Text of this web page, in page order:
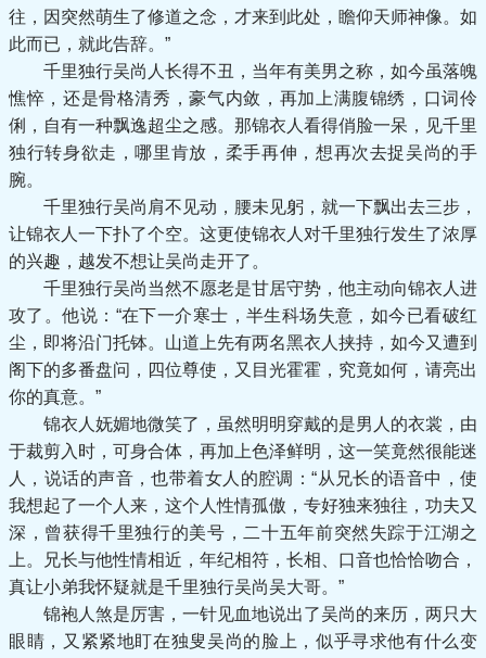
往，因突然萌生了修道之念，才来到此处，瞻仰天师神像。如
此而已，就此告辞。”
千里独行吴尚人长得不丑，当年有美男之称，如今虽落魄
憔悴，还是骨格清秀，豪气内敛，再加上满腹锦绣，口词伶
俐，自有一种飘逸超尘之感。那锦衣人看得俏脸一呆，见千里
独行转身欲走，哪里肯放，柔手再伸，想再次去捉吴尚的手
腕。
千里独行吴尚肩不见动，腰未见躬，就一下飘出去三步，
让锦衣人一下扑了个空。这更使锦衣人对千里独行发生了浓厚
的兴趣，越发不想让吴尚走开了。
千里独行吴尚当然不愿老是甘居守势，他主动向锦衣人进
攻了。他说：“在下一介寒士，半生科场失意，如今已看破红
尘，即将沿门托钵。山道上先有两名黑衣人挟持，如今又遭到
阁下的多番盘问，四位尊使，又目光霍霍，究竟如何，请亮出
你的真意。”
锦衣人妩媚地微笑了，虽然明明穿戴的是男人的衣裳，由
于裁剪入时，可身合体，再加上色泽鲜明，这一笑竟然很能迷
人，说话的声音，也带着女人的腔调：“从兄长的语音中，使
我想起了一个人来，这个人性情孤傲，专好独来独往，功夫又
深，曾获得千里独行的美号，二十五年前突然失踪于江湖之
上。兄长与他性情相近，年纪相符，长相、口音也恰恰吻合，
真让小弟我怀疑就是千里独行吴尚吴大哥。”
锦袍人煞是厉害，一针见血地说出了吴尚的来历，两只大
眼睛，又紧紧地盯在独叟吴尚的脸上，似乎寻求他有什么变